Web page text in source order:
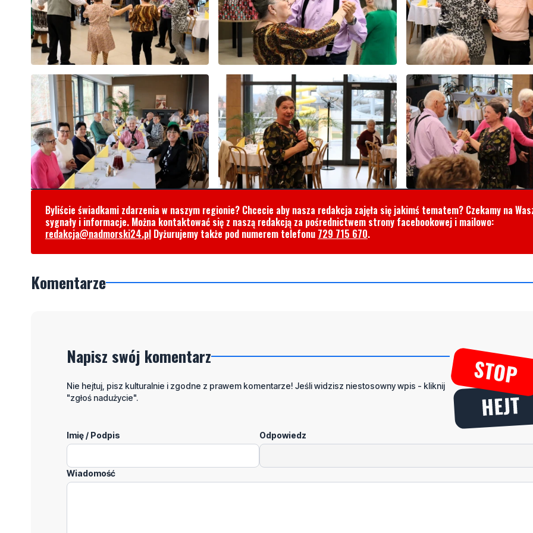
Byliście świadkami zdarzenia w naszym regionie? Chcecie aby nasza redakcja zajęła się jakimś tematem? Czekamy na
sygnały i informacje. Można kontaktować się z naszą redakcją za pośrednictwem strony facebookowej i mailowo:
redakcja@nadmorski24.pl Dyżurujemy także pod numerem telefonu 729 715 670.
Komentarze
Napisz swój komentarz
Nie hejtuj, pisz kulturalnie i zgodne z prawem komentarze! Jeśli widzisz niestosowny wpis - kliknij
"zgłoś nadużycie".
Imię / Podpis Odpowiedz
Wiadomość